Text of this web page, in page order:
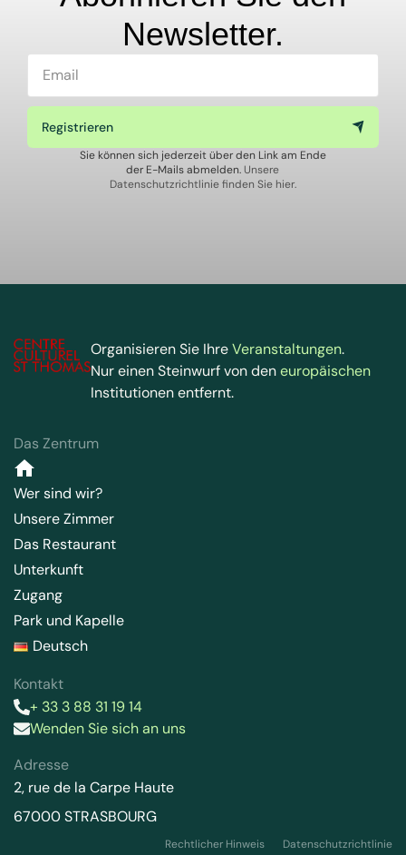
Newsletter.
Registrieren
Sie können sich jederzeit über den Link am Ende
der E-Mails abmelden.Unsere
Datenschutzrichtlinie finden Sie hier.
Organisieren Sie IhreVeranstaltungen.
Nur einen Steinwurf von deneuropäischen
Institutionen entfernt.
Das Zentrum
Wer sind wir?
Unsere Zimmer
Das Restaurant
Unterkunft
Zugang
Park und Kapelle
Deutsch
Kontakt
+ 33 3 88 31 19 14
Wenden Sie sich an uns
Adresse
2, rue de la Carpe Haute
67000 STRASBOURG
Rechtlicher Hinweis Datenschutzrichtlinie